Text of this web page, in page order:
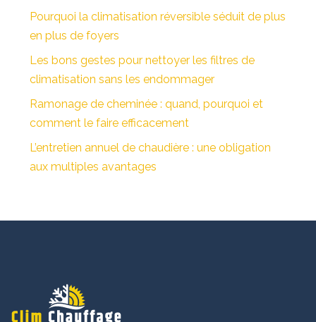
Pourquoi la climatisation réversible séduit de plus
en plus de foyers
Les bons gestes pour nettoyer les filtres de
climatisation sans les endommager
Ramonage de cheminée : quand, pourquoi et
comment le faire efficacement
L’entretien annuel de chaudière : une obligation
aux multiples avantages